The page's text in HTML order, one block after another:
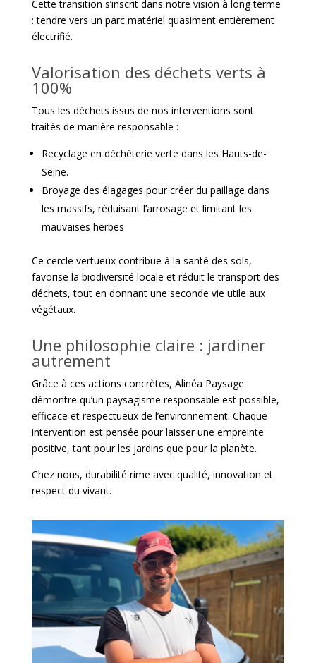
Cette transition s’inscrit dans notre vision à long terme
: tendre vers un parc matériel quasiment entièrement
électrifié.
Valorisation des déchets verts à
100%
Tous les déchets issus de nos interventions sont
traités de manière responsable :
Recyclage en déchèterie verte dans les Hauts-de-
Seine.
Broyage des élagages pour créer du paillage dans
les massifs, réduisant l’arrosage et limitant les
mauvaises herbes
Ce cercle vertueux contribue à la santé des sols,
favorise la biodiversité locale et réduit le transport des
déchets, tout en donnant une seconde vie utile aux
végétaux.
Une philosophie claire : jardiner
autrement
Grâce à ces actions concrètes, Alinéa Paysage
démontre qu’un paysagisme responsable est possible,
efficace et respectueux de l’environnement. Chaque
intervention est pensée pour laisser une empreinte
positive, tant pour les jardins que pour la planète.
Chez nous, durabilité rime avec qualité, innovation et
respect du vivant.